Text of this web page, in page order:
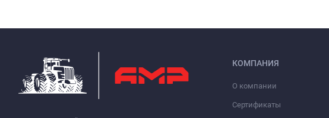
КОМПАНИЯ
О компании
Сертификаты